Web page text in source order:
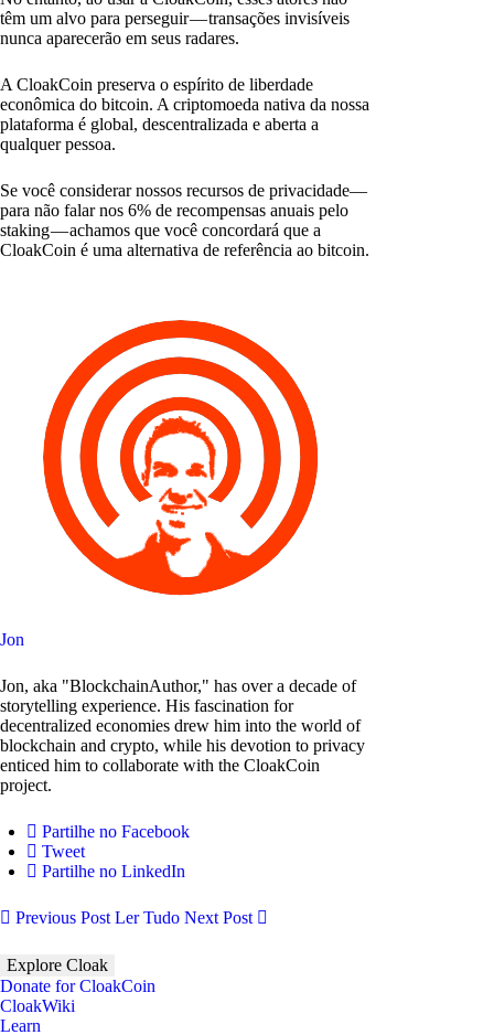
têm um alvo para perseguir — transações invisíveis
nunca aparecerão em seus radares.
A CloakCoin preserva o espírito de liberdade
econômica do bitcoin. A criptomoeda nativa da nossa
plataforma é global, descentralizada e aberta a
qualquer pessoa.
Se você considerar nossos recursos de privacidade—
para não falar nos 6% de recompensas anuais pelo
staking — achamos que você concordará que a
CloakCoin é uma alternativa de referência ao bitcoin.
Jon
Jon, aka "BlockchainAuthor," has over a decade of
storytelling experience. His fascination for
decentralized economies drew him into the world of
blockchain and crypto, while his devotion to privacy
enticed him to collaborate with the CloakCoin
project.
Partilhe no Facebook
Tweet
Partilhe no LinkedIn
Previous Post Ler Tudo Next Post
Explore Cloak
Donate for CloakCoin
CloakWiki
Learn